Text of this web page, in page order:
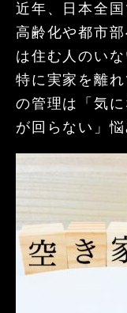
近年、日本全
高齢化や都市
は住む人のい
特に実家を離
の管理は「気
が回らない」